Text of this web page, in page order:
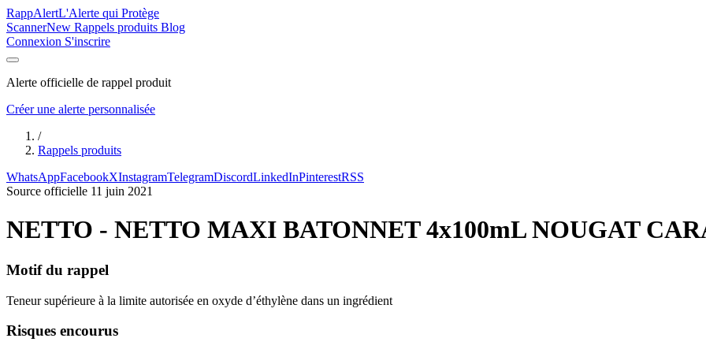
RappAlertL'Alerte qui Protège
ScannerNew Rappels produits Blog
Connexion S'inscrire
Alerte officielle de rappel produit
Créer une alerte personnalisée
/
Rappels produits
WhatsAppFacebookXInstagramTelegramDiscordLinkedInPinterestRSS
Source officielle 11 juin 2021
NETTO - NETTO MAXI BATONNET 4x100mL NOUGAT
Motif du rappel
Teneur supérieure à la limite autorisée en oxyde d’éthylène dans un ingrédient
Risques encourus